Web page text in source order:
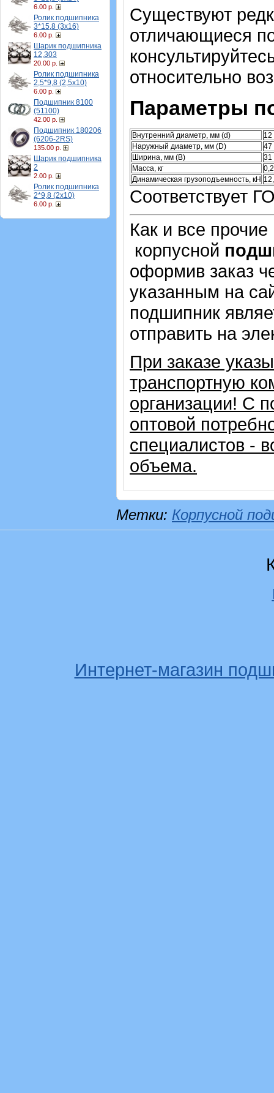
6.00 р.
Ролик подшипника
3*15,8 (3х16)
6.00 р.
Шарик подшипника
12,303
20.00 р.
Ролик подшипника
2,5*9,8 (2,5х10)
6.00 р.
Подшипник 8100
(51100)
42.00 р.
Подшипник 180206
(6206-2RS)
135.00 р.
Шарик подшипника
2
2.00 р.
Ролик подшипника
2*9,8 (2х10)
6.00 р.
Существуют
отличающиеся
относительно
Параметры
Внутренний диаметр, мм (d)
12
Наружный диаметр, мм (D)
47
Ширина, мм (B)
31
Масса, кг
Динамическая грузоподъемность, кН
Соответствует
Как и все
корпусной
оформив заказ
указанным на
подшипник
отправить на
При заказе
транспортную
организации! С
оптовой
специалистов -
объема.
Метки: Корпусной
Интернет-магазин